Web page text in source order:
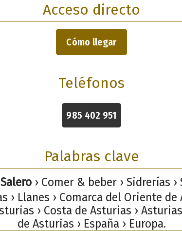
Acceso directo
Cómo llegar
Teléfonos
985 402 951
Palabras clave
› Comer & beber › Sidrerías ›
› Llanes › Comarca del Oriente de
› Costa de Asturias ›
de Asturias › España › Europa.